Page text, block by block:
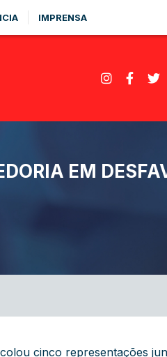
IMPRENSA
EM
cinco representações